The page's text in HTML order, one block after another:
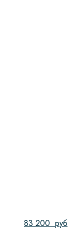
83 200 руб